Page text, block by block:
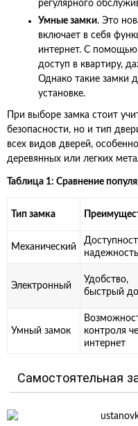
регулярного
Умные замки. Это
включает в себя
интернет. С
доступ в квартиру,
Однако такие замки
установке.
При выборе замка стоит
безопасности, но и тип
всех видов дверей,
деревянных или легких
Таблица 1: Сравнение
Тип замка
Механический
надежность
Электронный
Удобство,
быстрый
Умный замок
контроля
интернет
Самостоятельная